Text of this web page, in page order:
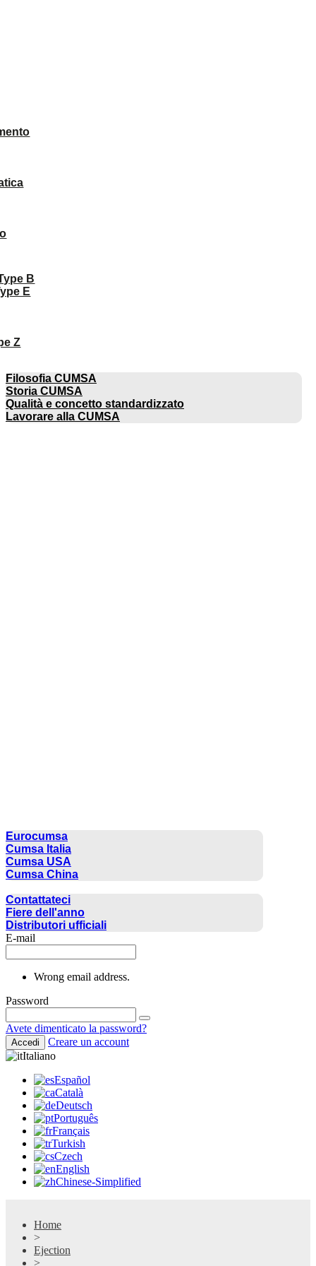
B
E
Z
Filosofia CUMSA
Storia CUMSA
Qualità e concetto standardizzato
Lavorare alla CUMSA
Eurocumsa
Cumsa Italia
Cumsa USA
Cumsa China
Contattateci
Fiere dell'anno
Distributori ufficiali
E-mail
Wrong email address.
Password
Avete dimenticato la password?
Accedi
Creare un account
Italiano
Español
Català
Deutsch
Português
Français
Turkish
Czech
English
Chinese-Simplified
Home
>
Ejection
>